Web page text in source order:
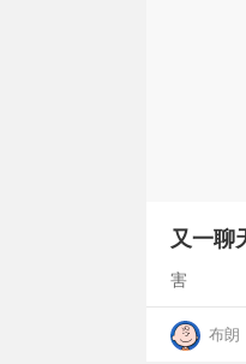
又一聊
害
布朗